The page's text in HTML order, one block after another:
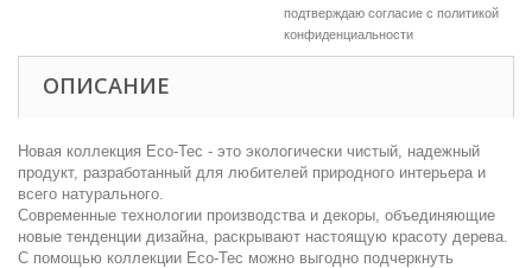
подтверждаю согласие c политикой
конфиденциальности
ОПИСАНИЕ
Новая коллекция Eco-Tec - это экологически чистый, надежный
продукт, разработанный для любителей природного интерьера и
всего натурального.
Современные технологии производства и декоры, объединяющие
новые тенденции дизайна, раскрывают настоящую красоту дерева.
С помощью коллекции Eco-Tec можно выгодно подчеркнуть